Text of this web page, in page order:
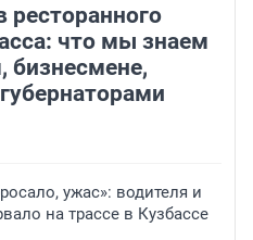
ресторанного
что мы знаем
бизнесмене,
ужас»: водителя и
на трассе в Кузбассе